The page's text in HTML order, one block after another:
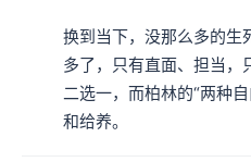
哪三个方面呢？第一，伯林
史上对自由进行类型归纳
泛，因而他的两种自由的概
换到当下，没那么多的生
多了，只有直面、担当，
二选一，而柏林的“两种
和给养。